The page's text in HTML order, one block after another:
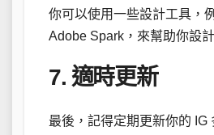
你可以使用一些設計工具，
Adobe Spark，來幫助你設
7. 適時更新
最後，記得定期更新你的 IG